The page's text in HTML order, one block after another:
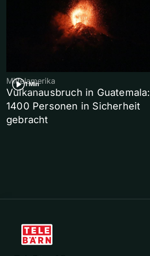
1 Min
Mittelamerika
Vulkanausbruch in Guatemala:
1400 Personen in Sicherheit
gebracht